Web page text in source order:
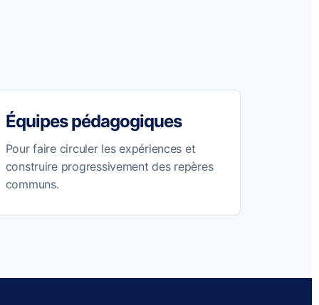
Équipes pédagogiques
Pour faire circuler les expériences et
construire progressivement des repères
communs.